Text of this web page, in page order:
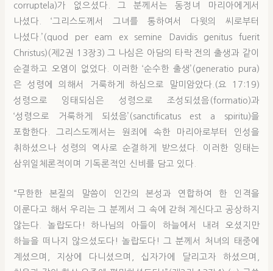
corruptela)가 없으셨다. 그 분께서는 동정녀 마리아에게서
나셨다. ‘그리스도께서 그녀를 통하여서 다윗의 씨로부터
나셨다.’(quod per eam ex semine Davidis genitus fuerit
Christus)(제2권 13장3) 그 나심은 아담의 타락 전의 출생과 같이
순결하고 오염이 없었다. 이러한 ‘순수한 출생’(generatio pura)
은 성령에 의해서 거룩하게 하심으로 말미암았다.(요 17:19)
성령으로 잉태되심은 성령으로 조성되셨음(formatio)과
‘성령으로 거룩하게 되셨음’(sanctificatus est a spiritu)을
포함한다. 그리스도께서는 원죄에 속한 마리아로부터 인성을
취하셨으나 성령의 역사로 순결하게 받으셨다. 이러한 잉태는
삼위일체론적이며 기독론적인 신비를 담고 있다.
“무한한 본질의 말씀이 인간의 본성과 연합하여 한 인격을
이룬다고 해서 우리는 그 분께서 그 속에 갇혀 계신다고 공상하지
않는다. 놀랍도다! 하나님의 아들이 하늘에서 내려 오셨지만
하늘을 떠나지 않으셨도다! 놀랍도다! 그 분께서 처녀의 태중에
계셨으며, 지상에 다니셨으며, 십자가에 달리고자 하셨으며,